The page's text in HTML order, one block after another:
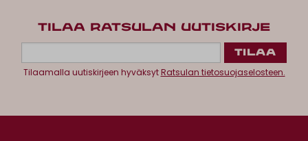
TILAA RATSULAN UUTISKIRJE
Tilaamalla uutiskirjeen hyväksytRatsulan tietosuojaselosteen.